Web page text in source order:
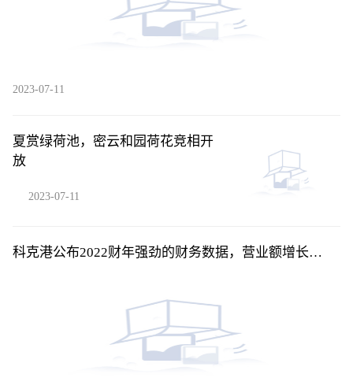
2023-07-11
夏赏绿荷池，密云和园荷花竞相开
放
2023-07-11
科克港公布2022财年强劲的财务数据，营业额增长